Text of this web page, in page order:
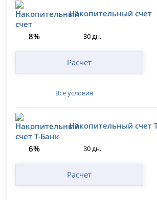
Накопительный счет
8% 30 дн.
Расчет
Все условия
Накопительный счет
6% 30 дн.
Расчет